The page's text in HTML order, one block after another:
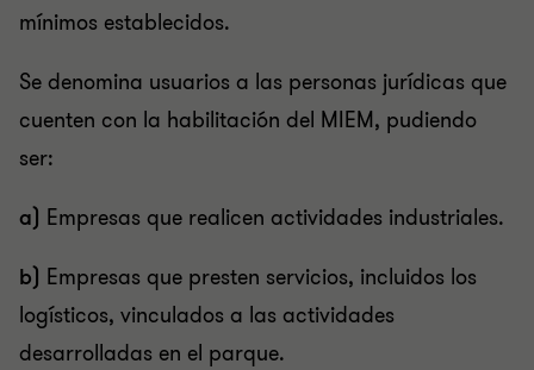
mínimos establecidos.
Se denomina usuarios a las personas jurídicas que
cuenten con la habilitación del MIEM, pudiendo
ser:
a) Empresas que realicen actividades industriales.
b) Empresas que presten servicios, incluidos los
logísticos, vinculados a las actividades
desarrolladas en el parque.